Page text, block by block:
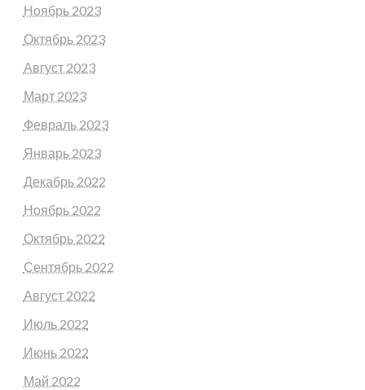
Ноябрь 2023
Октябрь 2023
Август 2023
Март 2023
Февраль 2023
Январь 2023
Декабрь 2022
Ноябрь 2022
Октябрь 2022
Сентябрь 2022
Август 2022
Июль 2022
Июнь 2022
Май 2022